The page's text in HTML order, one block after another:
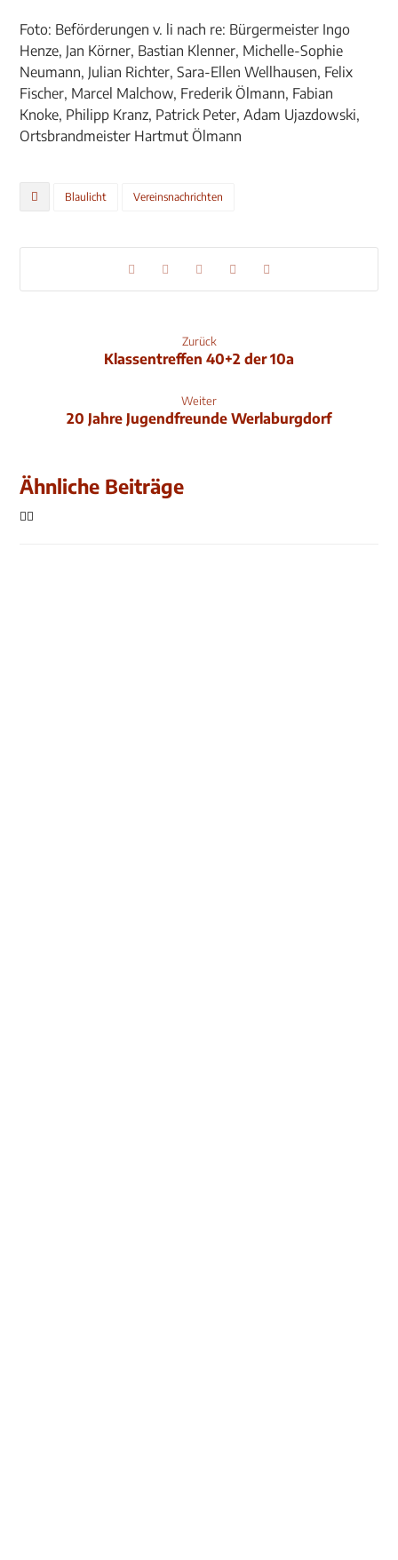
Foto: Beförderungen v. li nach re: Bürgermeister Ingo
Henze, Jan Körner, Bastian Klenner, Michelle-Sophie
Neumann, Julian Richter, Sara-Ellen Wellhausen, Felix
Fischer, Marcel Malchow, Frederik Ölmann, Fabian
Knoke, Philipp Kranz, Patrick Peter, Adam Ujazdowski,
Ortsbrandmeister Hartmut Ölmann
Blaulicht Vereinsnachrichten
Zurück
Klassentreffen 40+2 der 10a
Weiter
20 Jahre Jugendfreunde Werlaburgdorf
Ähnliche Beiträge